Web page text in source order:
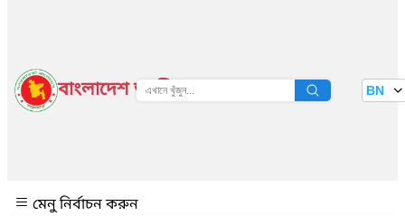
বাংলাদেশ জাতীয় তথ্য বাতায়ন BN
মেনু নির্বাচন করুন